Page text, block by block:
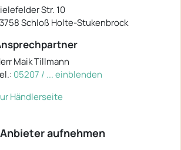
Str. 10
Schloß Holte-Stukenbrock
Maik Tillmann
05207 / ... einblenden
Händlerseite
aufnehmen